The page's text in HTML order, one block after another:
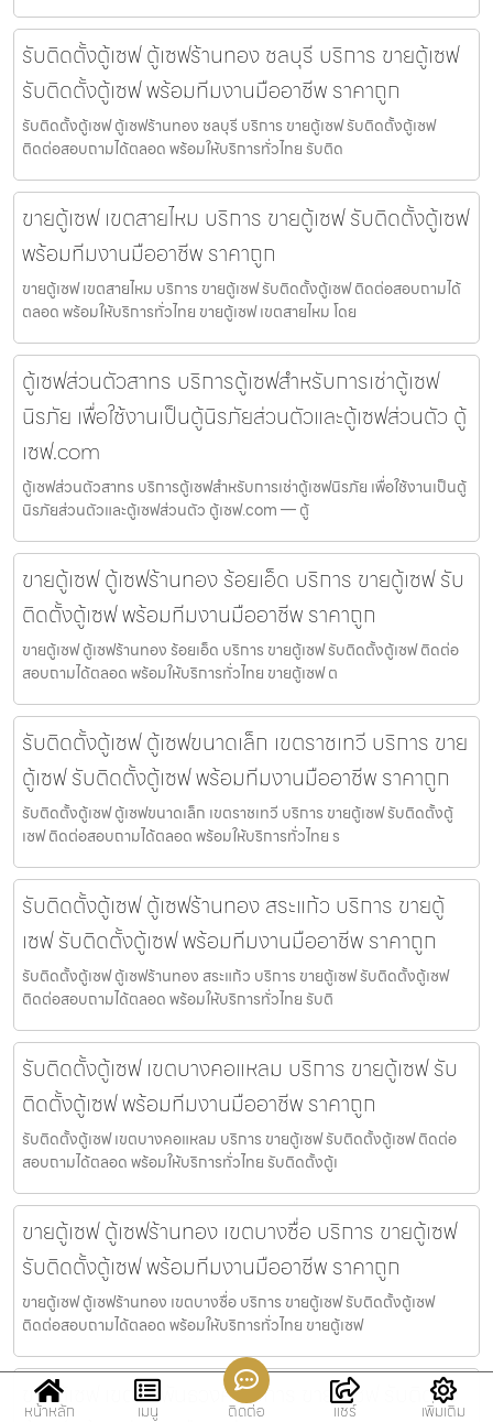
รับติดตั้งตู้เซฟ ตู้เซฟร้านทอง ชลบุรี บริการ ขายตู้เซฟ
รับติดตั้งตู้เซฟ พร้อมทีมงานมืออาชีพ ราคาถูก
รับติดตั้งตู้เซฟ ตู้เซฟร้านทอง ชลบุรี บริการ ขายตู้เซฟ รับติดตั้งตู้เซฟ
ติดต่อสอบถามได้ตลอด พร้อมให้บริการทั่วไทย รับติด
ขายตู้เซฟ เขตสายไหม บริการ ขายตู้เซฟ รับติดตั้งตู้เซฟ
พร้อมทีมงานมืออาชีพ ราคาถูก
ขายตู้เซฟ เขตสายไหม บริการ ขายตู้เซฟ รับติดตั้งตู้เซฟ ติดต่อสอบถามได้
ตลอด พร้อมให้บริการทั่วไทย ขายตู้เซฟ เขตสายไหม โดย
ตู้เซฟส่วนตัวสาทร บริการตู้เซฟสำหรับการเช่าตู้เซฟ
นิรภัย เพื่อใช้งานเป็นตู้นิรภัยส่วนตัวและตู้เซฟส่วนตัว ตู้
เซฟ.com
ตู้เซฟส่วนตัวสาทร บริการตู้เซฟสำหรับการเช่าตู้เซฟนิรภัย เพื่อใช้งานเป็นตู้
นิรภัยส่วนตัวและตู้เซฟส่วนตัว ตู้เซฟ.com — ตู้
ขายตู้เซฟ ตู้เซฟร้านทอง ร้อยเอ็ด บริการ ขายตู้เซฟ รับ
ติดตั้งตู้เซฟ พร้อมทีมงานมืออาชีพ ราคาถูก
ขายตู้เซฟ ตู้เซฟร้านทอง ร้อยเอ็ด บริการ ขายตู้เซฟ รับติดตั้งตู้เซฟ ติดต่อ
สอบถามได้ตลอด พร้อมให้บริการทั่วไทย ขายตู้เซฟ ต
รับติดตั้งตู้เซฟ ตู้เซฟขนาดเล็ก เขตราชเทวี บริการ ขาย
ตู้เซฟ รับติดตั้งตู้เซฟ พร้อมทีมงานมืออาชีพ ราคาถูก
รับติดตั้งตู้เซฟ ตู้เซฟขนาดเล็ก เขตราชเทวี บริการ ขายตู้เซฟ รับติดตั้งตู้
เซฟ ติดต่อสอบถามได้ตลอด พร้อมให้บริการทั่วไทย ร
รับติดตั้งตู้เซฟ ตู้เซฟร้านทอง สระแก้ว บริการ ขายตู้
เซฟ รับติดตั้งตู้เซฟ พร้อมทีมงานมืออาชีพ ราคาถูก
รับติดตั้งตู้เซฟ ตู้เซฟร้านทอง สระแก้ว บริการ ขายตู้เซฟ รับติดตั้งตู้เซฟ
ติดต่อสอบถามได้ตลอด พร้อมให้บริการทั่วไทย รับติ
รับติดตั้งตู้เซฟ เขตบางคอแหลม บริการ ขายตู้เซฟ รับ
ติดตั้งตู้เซฟ พร้อมทีมงานมืออาชีพ ราคาถูก
รับติดตั้งตู้เซฟ เขตบางคอแหลม บริการ ขายตู้เซฟ รับติดตั้งตู้เซฟ ติดต่อ
สอบถามได้ตลอด พร้อมให้บริการทั่วไทย รับติดตั้งตู้เ
ขายตู้เซฟ ตู้เซฟร้านทอง เขตบางซื่อ บริการ ขายตู้เซฟ
รับติดตั้งตู้เซฟ พร้อมทีมงานมืออาชีพ ราคาถูก
ขายตู้เซฟ ตู้เซฟร้านทอง เขตบางซื่อ บริการ ขายตู้เซฟ รับติดตั้งตู้เซฟ
ติดต่อสอบถามได้ตลอด พร้อมให้บริการทั่วไทย ขายตู้เซฟ
ขายตู้เซฟ เขตสัมพันธวงศ์ บริการ ขายตู้เซฟ รับติดตั้ง
หน้าหลัก เมนู ติดต่อ แชร์ เพิ่มเติม